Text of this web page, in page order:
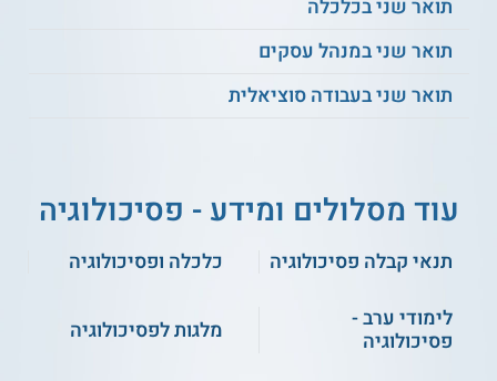
תואר שני בכלכלה
תואר שני במנהל עסקים
תואר שני בעבודה סוציאלית
עוד מסלולים ומידע - פסיכולוגיה
תנאי קבלה פסיכולוגיה
כלכלה ופסיכולוגיה
לימודי ערב -
פסיכולוגיה
מלגות לפסיכולוגיה